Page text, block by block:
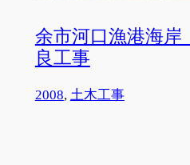
余市河口漁港海岸
良工事
2008, 土木工事